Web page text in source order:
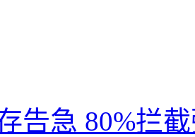
告急 80%拦